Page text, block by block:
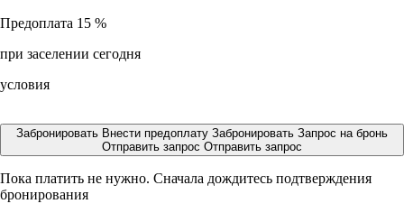
Предоплата 15 %
при заселении сегодня
условия
Забронировать Внести предоплату Забронировать Запрос на бронь
Отправить запрос Отправить запрос
Пока платить не нужно. Сначала дождитесь подтверждения
бронирования